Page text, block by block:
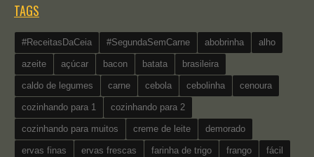
TAGS
#ReceitasDaCeia #SegundaSemCarne abobrinha alho
azeite açúcar bacon batata brasileira
caldo de legumes carne cebola cebolinha cenoura
cozinhando para 1 cozinhando para 2
cozinhando para muitos creme de leite demorado
ervas finas ervas frescas farinha de trigo frango fácil